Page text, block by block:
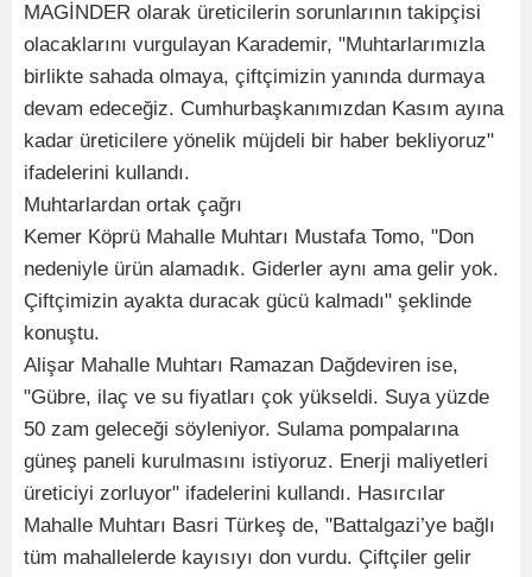
MAGİNDER olarak üreticilerin sorunlarının takipçisi
olacaklarını vurgulayan Karademir, "Muhtarlarımızla
birlikte sahada olmaya, çiftçimizin yanında durmaya
devam edeceğiz. Cumhurbaşkanımızdan Kasım ayına
kadar üreticilere yönelik müjdeli bir haber bekliyoruz"
ifadelerini kullandı.
Muhtarlardan ortak çağrı
Kemer Köprü Mahalle Muhtarı Mustafa Tomo, "Don
nedeniyle ürün alamadık. Giderler aynı ama gelir yok.
Çiftçimizin ayakta duracak gücü kalmadı" şeklinde
konuştu.
Alişar Mahalle Muhtarı Ramazan Dağdeviren ise,
"Gübre, ilaç ve su fiyatları çok yükseldi. Suya yüzde
50 zam geleceği söyleniyor. Sulama pompalarına
güneş paneli kurulmasını istiyoruz. Enerji maliyetleri
üreticiyi zorluyor" ifadelerini kullandı. Hasırcılar
Mahalle Muhtarı Basri Türkeş de, "Battalgazi’ye bağlı
tüm mahallelerde kayısıyı don vurdu. Çiftçiler gelir